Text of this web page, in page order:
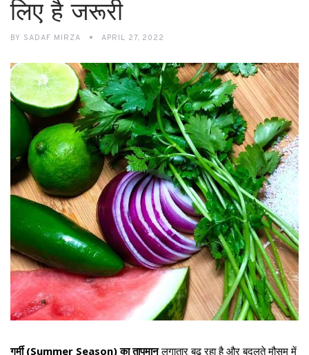
लिए है जरूरी
BY SADAF MIRZA APRIL 27, 2022
गर्मी (Summer Season) का तापमानलगातार बढ़ रहा है और बदलते मौसम में